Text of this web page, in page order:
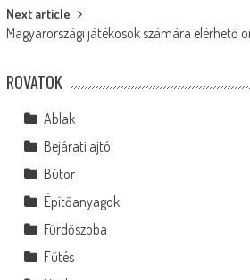
Next article
Magyarországi játékosok számára elérhető
ROVATOK
Ablak
Bejárati ajtó
Bútor
Építőanyagok
Fürdőszoba
Fűtés